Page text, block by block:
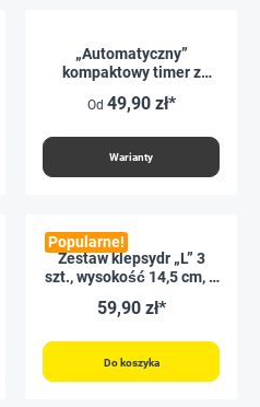
„Automatyczny”
kompaktowy timer z
Od 49,90 zł*
Warianty
Popularne!
Zestaw klepsydr „L” 3
szt., wysokość 14,5 cm, ø
59,90 zł*
Do koszyka